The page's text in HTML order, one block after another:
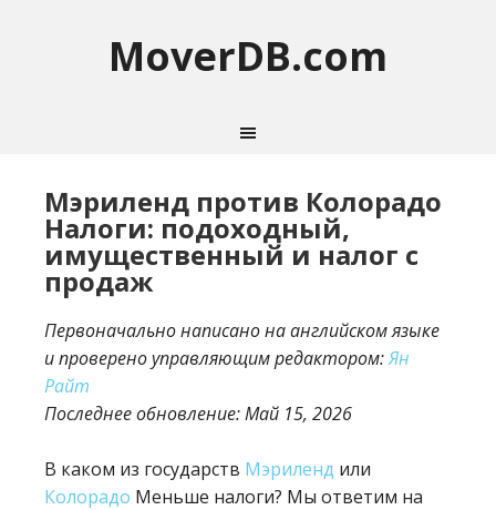
MoverDB.com
Мэриленд против Колорадо
Налоги: подоходный,
имущественный и налог с
продаж
Первоначально написано на английском языке
и проверено управляющим редактором:Ян
Райт
Последнее обновление:Май 15, 2026
В каком из государств Мэриленд или
Колорадо Меньше налоги? Мы ответим на